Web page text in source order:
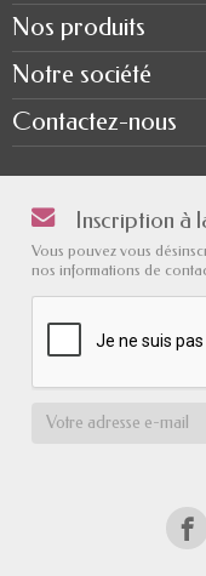
Nos produits
Notre société
Contactez-nous
Inscription à
Vous pouvez vous
nos informations de